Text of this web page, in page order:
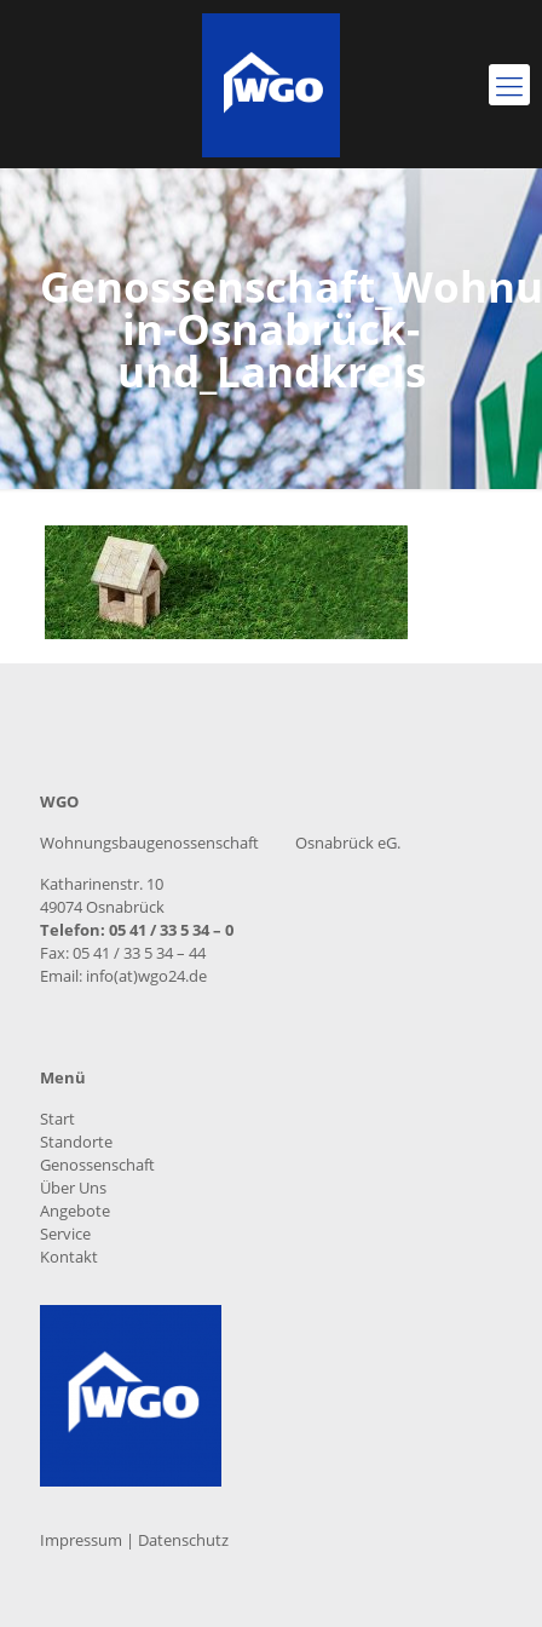
in-Osnabrück-
und_Landkreis
WGO
Wohnungsbaugenossenschaft Osnabrück eG.
Katharinenstr. 10
49074 Osnabrück
Telefon: 05 41 / 33 5 34 – 0
Fax: 05 41 / 33 5 34 – 44
Email: info(at)wgo24.de
Menü
Start
Standorte
Genossenschaft
Über Uns
Angebote
Service
Kontakt
Impressum | Datenschutz